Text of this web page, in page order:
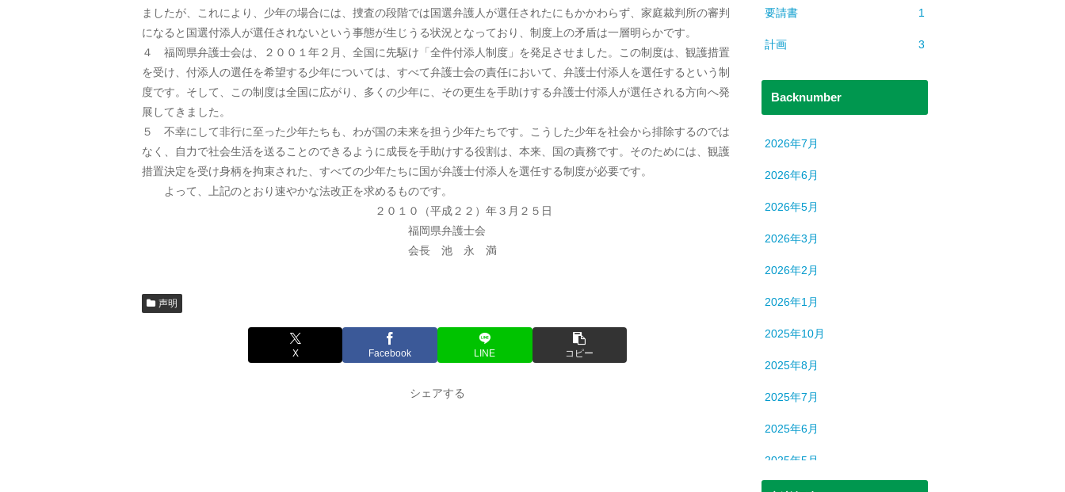
ましたが、これにより、少年の場合には、捜査の段階では国選弁護人が選任されたにもかかわらず、家庭裁判所の審判
になると国選付添人が選任されないという事態が生じうる状況となっており、制度上の矛盾は一層明らかです。
４ 福岡県弁護士会は、２００１年２月、全国に先駆け「全件付添人制度」を発足させました。この制度は、観護措置
を受け、付添人の選任を希望する少年については、すべて弁護士会の責任において、弁護士付添人を選任するという制
度です。そして、この制度は全国に広がり、多くの少年に、その更生を手助けする弁護士付添人が選任される方向へ発
展してきました。
５ 不幸にして非行に至った少年たちも、わが国の未来を担う少年たちです。こうした少年を社会から排除するのでは
なく、自力で社会生活を送ることのできるように成長を手助けする役割は、本来、国の責務です。そのためには、観護
措置決定を受け身柄を拘束された、すべての少年たちに国が弁護士付添人を選任する制度が必要です。
よって、上記のとおり速やかな法改正を求めるものです。
２０１０（平成２２）年３月２５日
福岡県弁護士会
会長 池 永 満
声明
X Facebook LINE コピー
シェアする
要請書 1
計画 3
Backnumber
2026年7月
2026年6月
2026年5月
2026年3月
2026年2月
2026年1月
2025年10月
2025年8月
2025年7月
2025年6月
2025年5月